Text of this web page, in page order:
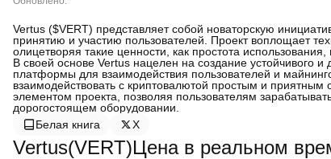
Vertus ($VERT) представляет собой новаторскую
принятию и участию пользователей. Проект воплощает
олицетворяя такие ценности, как простота
В своей основе Vertus нацелен на создание устойчивого
платформы для взаимодействия пользователей и
взаимодействовать с криптовалютой простым и
элементом проекта, позволяя пользователям
дорогостоящем оборудовании.
Белая книга
X
Vertus(VERT)Цена в реальном